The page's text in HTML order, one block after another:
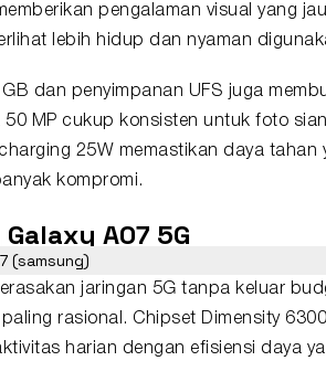
pengalaman visual yang
lebih hidup dan nyaman
dan penyimpanan UFS juga
50 MP cukup konsisten untuk foto
25W memastikan daya tahan
kompromi.
A07 5G
(samsung)
jaringan 5G tanpa keluar
rasional. Chipset Dimensity
harian dengan efisiensi daya